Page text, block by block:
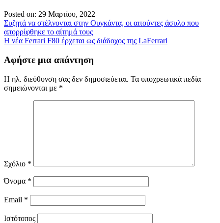
Posted on: 29 Μαρτίου, 2022
Πλοήγηση
άρθρων
Συζητά να στέλνονται στην Ουγκάντα, οι αιτούντες άσυλο που
απορρίφθηκε το αίτημά τους
Η νέα Ferrari F80 έρχεται ως διάδοχος της LaFerrari
Αφήστε μια απάντηση
Η ηλ. διεύθυνση σας δεν δημοσιεύεται. Τα υποχρεωτικά πεδία
σημειώνονται με *
Σχόλιο *
Όνομα *
Email *
Ιστότοπος